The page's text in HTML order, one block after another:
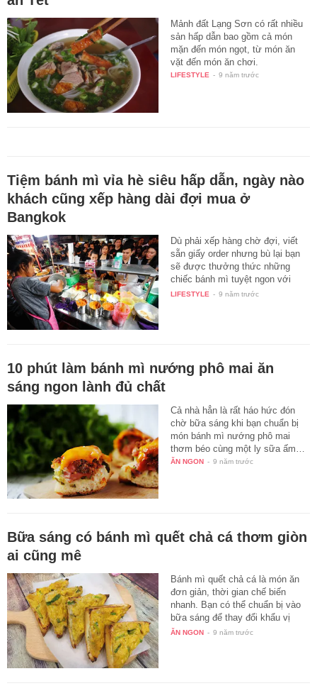
Mảnh đất Lạng Sơn có rất nhiều
sản hấp dẫn bao gồm cả món
mặn đến món ngọt, từ món ăn
vặt đến món ăn chơi.
LIFESTYLE - 9 năm trước
Tiệm bánh mì vỉa hè siêu hấp dẫn, ngày nào
khách cũng xếp hàng dài đợi mua ở
Bangkok
Dù phải xếp hàng chờ đợi, viết
sẵn giấy order nhưng bù lại bạn
sẽ được thưởng thức những
chiếc bánh mì tuyệt ngon với
giá…
LIFESTYLE - 9 năm trước
10 phút làm bánh mì nướng phô mai ăn
sáng ngon lành đủ chất
Cả nhà hẳn là rất háo hức đón
chờ bữa sáng khi bạn chuẩn bị
món bánh mì nướng phô mai
thơm béo cùng một ly sữa ấm…
ĂN NGON - 9 năm trước
Bữa sáng có bánh mì quết chả cá thơm giòn
ai cũng mê
Bánh mì quết chả cá là món ăn
đơn giản, thời gian chế biến
nhanh. Bạn có thể chuẩn bị vào
bữa sáng để thay đổi khẩu vị
cho…
ĂN NGON - 9 năm trước